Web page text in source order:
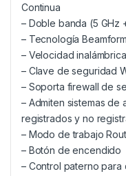
Continua
– Doble banda (5 GHz
– Tecnología
– Velocidad
– Clave de seguridad
– Soporta firewall de
– Admiten sistemas de
registrados y no
– Modo de trabajo
– Botón de encendido
– Control paterno para